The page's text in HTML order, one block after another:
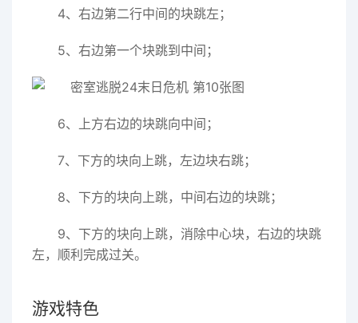
4、右边第二行中间的块跳左；
5、右边第一个块跳到中间；
6、上方右边的块跳向中间；
7、下方的块向上跳，左边块右跳；
8、下方的块向上跳，中间右边的块跳；
9、下方的块向上跳，消除中心块，右边的块跳
左，顺利完成过关。
游戏特色